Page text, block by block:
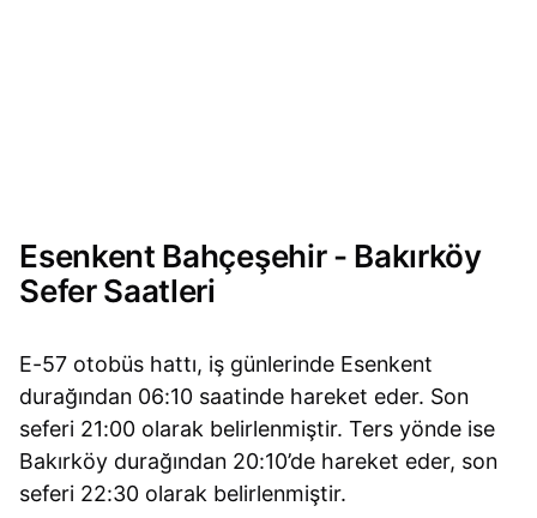
Esenkent Bahçeşehir - Bakırköy
Sefer Saatleri
E-57 otobüs hattı, iş günlerinde Esenkent
durağından 06:10 saatinde hareket eder. Son
seferi 21:00 olarak belirlenmiştir. Ters yönde ise
Bakırköy durağından 20:10’de hareket eder, son
seferi 22:30 olarak belirlenmiştir.